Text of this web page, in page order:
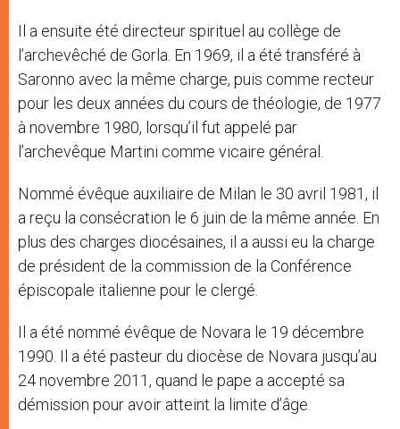
Il a ensuite été directeur spirituel au collège de
l’archevêché de Gorla. En 1969, il a été transféré à
Saronno avec la même charge, puis comme recteur
pour les deux années du cours de théologie, de 1977
à novembre 1980, lorsqu’il fut appelé par
l’archevêque Martini comme vicaire général.
Nommé évêque auxiliaire de Milan le 30 avril 1981, il
a reçu la consécration le 6 juin de la même année. En
plus des charges diocésaines, il a aussi eu la charge
de président de la commission de la Conférence
épiscopale italienne pour le clergé.
Il a été nommé évêque de Novara le 19 décembre
1990. Il a été pasteur du diocèse de Novara jusqu’au
24 novembre 2011, quand le pape a accepté sa
démission pour avoir atteint la limite d’âge.